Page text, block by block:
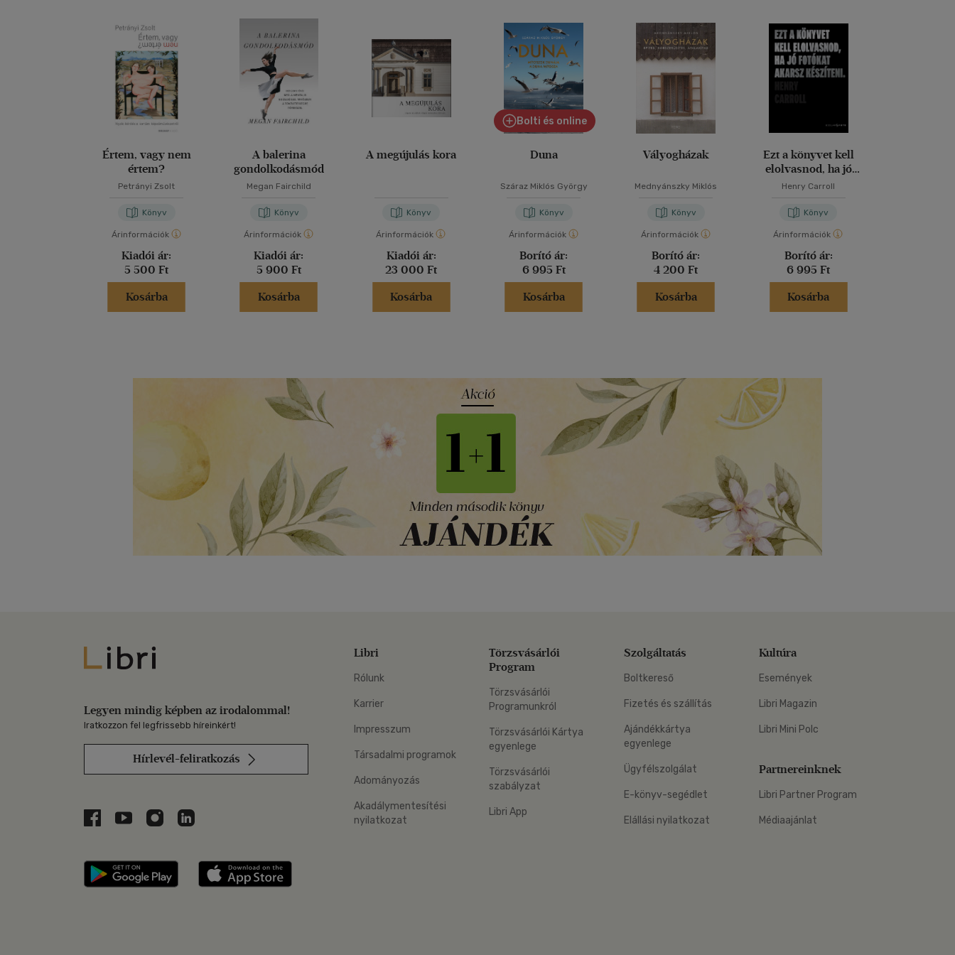
Értem, vagy nem
értem?
Petrányi Zsolt
Könyv
Árinformációk
Kiadói ár:
5 500 Ft
Kosárba
A balerina
gondolkodásmód
Megan Fairchild
Könyv
Árinformációk
Kiadói ár:
5 900 Ft
Kosárba
A megújulás kora
Könyv
Árinformációk
Kiadói ár:
23 000 Ft
Kosárba
Bolti és online
Duna
Száraz Miklós György
Könyv
Árinformációk
Borító ár:
6 995 Ft
Kosárba
Vályogházak
Mednyánszky Miklós
Könyv
Árinformációk
Borító ár:
4 200 Ft
Kosárba
Ezt a könyvet kell
elolvasnod, ha jó
fotókat akarsz készíteni
Henry Carroll
Könyv
Árinformációk
Borító ár:
6 995 Ft
Kosárba
Libri
Legyen mindig képben az irodalommal!
Iratkozzon fel legfrissebb híreinkért!
Hírlevél-feliratkozás
Libri a Facebookon
Libri a Youtube-on
Libri az Instagramon
Libri a LinkedInen
Libri applikáció Szerezd meg: Google Play
Libri
Rólunk
Karrier
Impresszum
Társadalmi programok
Adományozás
Akadálymentesítési
nyilatkozat
Törzsvásárlói
Program
Törzsvásárlói
Programunkról
Törzsvásárlói Kártya
egyenlege
Törzsvásárlói
szabályzat
Libri App
Szolgáltatás
Boltkereső
Fizetés és szállítás
Ajándékkártya
egyenlege
Ügyfélszolgálat
E-könyv-segédlet
Elállási nyilatkozat
Kultúra
Események
Libri Magazin
Libri Mini Polc
Partnereinknek
Libri Partner Program
Médiaajánlat